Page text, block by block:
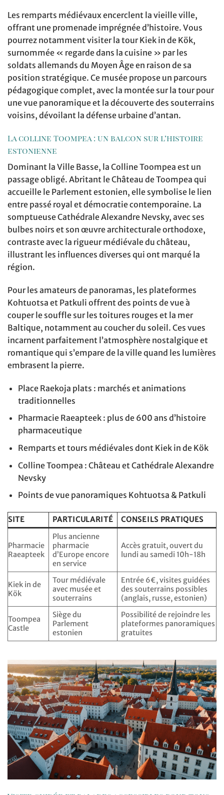
Les remparts médiévaux encerclent la vieille ville,
offrant une promenade imprégnée d’histoire. Vous
pourrez notamment visiter la tour Kiek in de Kök,
surnommée « regarde dans la cuisine » par les
soldats allemands du Moyen Âge en raison de sa
position stratégique. Ce musée propose un parcours
pédagogique complet, avec la montée sur la tour pour
une vue panoramique et la découverte des souterrains
voisins, dévoilant la défense urbaine d’antan.
La colline Toompea : un balcon sur l’histoire
estonienne
Dominant la Ville Basse, la Colline Toompea est un
passage obligé. Abritant le Château de Toompea qui
accueille le Parlement estonien, elle symbolise le lien
entre passé royal et démocratie contemporaine. La
somptueuse Cathédrale Alexandre Nevsky, avec ses
bulbes noirs et son œuvre architecturale orthodoxe,
contraste avec la rigueur médiévale du château,
illustrant les influences diverses qui ont marqué la
région.
Pour les amateurs de panoramas, les plateformes
Kohtuotsa et Patkuli offrent des points de vue à
couper le souffle sur les toitures rouges et la mer
Baltique, notamment au coucher du soleil. Ces vues
incarnent parfaitement l’atmosphère nostalgique et
romantique qui s’empare de la ville quand les lumières
embrasent la pierre.
Place Raekoja plats : marchés et animations
traditionnelles
Pharmacie Raeapteek : plus de 600 ans d’histoire
pharmaceutique
Remparts et tours médiévales dont Kiek in de Kök
Colline Toompea : Château et Cathédrale Alexandre
Nevsky
Points de vue panoramiques Kohtuotsa & Patkuli
SITE PARTICULARITÉ CONSEILS PRATIQUES
Pharmacie
Raeapteek
Plus ancienne
pharmacie
d’Europe encore
en service
Accès gratuit, ouvert du
lundi au samedi 10h-18h
Kiek in de
Kök
Tour médiévale
avec musée et
souterrains
Entrée 6€, visites guidées
des souterrains possibles
(anglais, russe, estonien)
Toompea
Castle
Siège du
Parlement
estonien
Possibilité de rejoindre les
plateformes panoramiques
gratuites